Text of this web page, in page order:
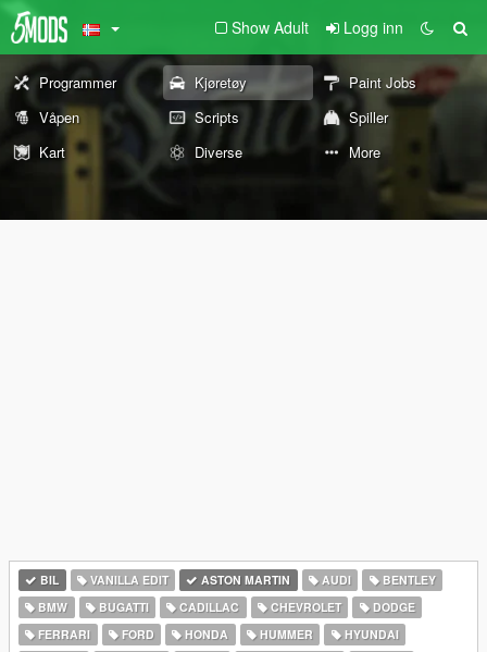
Show Adult Logg inn
Programmer Kjøretøy
Paint Jobs
Våpen
Scripts
Spiller
Kart
Diverse More
BIL VANILLA EDIT ASTON MARTIN AUDI
BENTLEY
BMW
BUGATTI CADILLAC CHEVROLET
DODGE
FERRARI
FORD HONDA HUMMER
HYUNDAI